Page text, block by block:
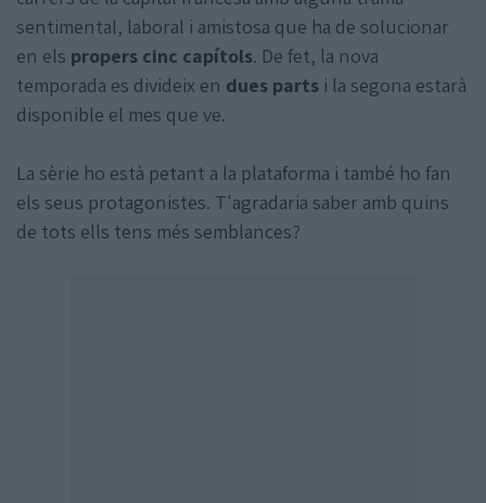
sentimental, laboral i amistosa que ha de solucionar
en els propers cinc capítols. De fet, la nova
temporada es divideix en dues parts i la segona estarà
disponible el mes que ve.
La sèrie ho està petant a la plataforma i també ho fan
els seus protagonistes. T'agradaria saber amb quins
de tots ells tens més semblances?